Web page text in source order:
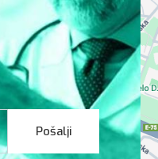
Pošalji